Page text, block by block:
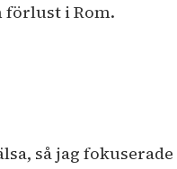
förlust i Rom.